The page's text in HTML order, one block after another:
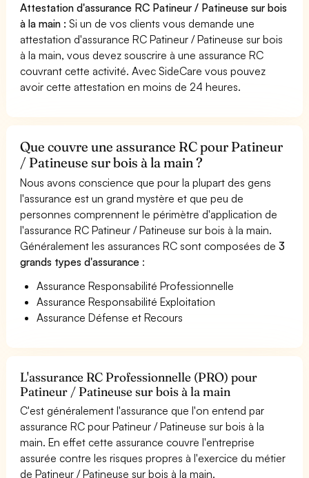
Attestation d'assurance RC Patineur / Patineuse sur bois
à la main : Si un de vos clients vous demande une
attestation d'assurance RC Patineur / Patineuse sur bois
à la main, vous devez souscrire à une assurance RC
couvrant cette activité. Avec SideCare vous pouvez
avoir cette attestation en moins de 24 heures.
Que couvre une assurance RC pour Patineur
/ Patineuse sur bois à la main ?
Nous avons conscience que pour la plupart des gens
l'assurance est un grand mystère et que peu de
personnes comprennent le périmètre d'application de
l'assurance RC Patineur / Patineuse sur bois à la main.
Généralement les assurances RC sont composées de3
grands types d'assurance :
Assurance Responsabilité Professionnelle
Assurance Responsabilité Exploitation
Assurance Défense et Recours
L'assurance RC Professionnelle (PRO) pour
Patineur / Patineuse sur bois à la main
C'est généralement l'assurance que l'on entend par
assurance RC pour Patineur / Patineuse sur bois à la
main. En effet cette assurance couvre l'entreprise
assurée contre les risques propres à l'exercice du métier
de Patineur / Patineuse sur bois à la main.